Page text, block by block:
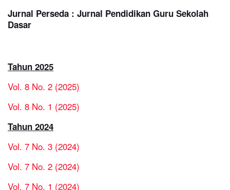
Jurnal Perseda : Jurnal Pendidikan Guru Sekolah
Dasar
Tahun 2025
Vol. 8 No. 2 (2025)
Vol. 8 No. 1 (2025)
Tahun 2024
Vol. 7 No. 3 (2024)
Vol. 7 No. 2 (2024)
Vol. 7 No. 1 (2024)